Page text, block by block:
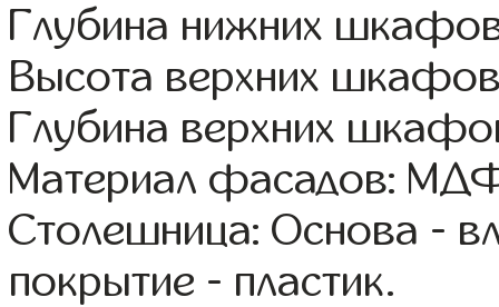
Глубина нижних
Высота верхних
Глубина верхних
Материал фасадов:
Столешница: Основа -
покрытие - пластик.